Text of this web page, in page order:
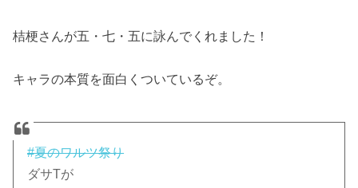
桔梗さんが五・七・五に詠んでくれました！
キャラの本質を面白くついているぞ。
#夏のワルツ祭り
ダサTが